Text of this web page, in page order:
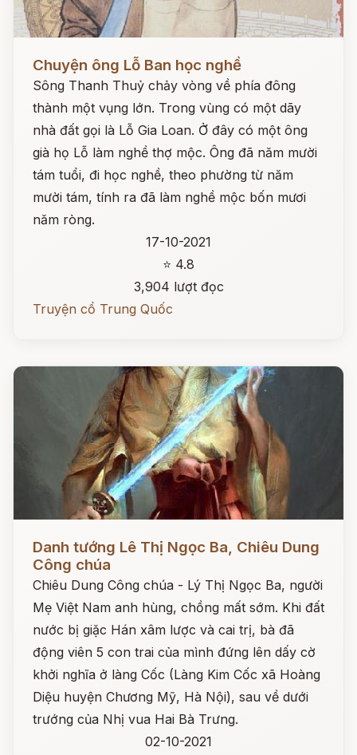
Chuyện ông Lỗ Ban học nghề
Sông Thanh Thuỷ chảy vòng về phía đông
thành một vụng lớn. Trong vùng có một dãy
nhà đất gọi là Lỗ Gia Loan. Ở đây có một ông
già họ Lỗ làm nghề thợ mộc. Ông đã năm mười
tám tuổi, đi học nghề, theo phường từ năm
mười tám, tính ra đã làm nghề mộc bốn mươi
năm ròng.
17-10-2021
⭐ 4.8
3,904 lượt đọc
Truyện cổ Trung Quốc
Danh tướng Lê Thị Ngọc Ba, Chiêu Dung
Công chúa
Chiêu Dung Công chúa - Lý Thị Ngọc Ba, người
Mẹ Việt Nam anh hùng, chồng mất sớm. Khi đất
nước bị giặc Hán xâm lược và cai trị, bà đã
động viên 5 con trai của mình đứng lên dấy cờ
khởi nghĩa ở làng Cốc (Làng Kim Cốc xã Hoàng
Diệu huyện Chương Mỹ, Hà Nội), sau về dưới
trướng của Nhị vua Hai Bà Trưng.
02-10-2021